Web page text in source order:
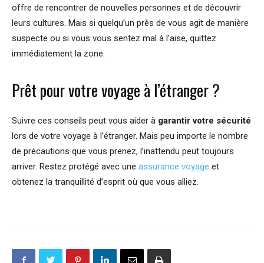
offre de rencontrer de nouvelles personnes et de découvrir
leurs cultures. Mais si quelqu’un près de vous agit de manière
suspecte ou si vous vous sentez mal à l’aise, quittez
immédiatement la zone.
Prêt pour votre voyage à l’étranger ?
Suivre ces conseils peut vous aider à garantir votre sécurité
lors de votre voyage à l’étranger. Mais peu importe le nombre
de précautions que vous prenez, l’inattendu peut toujours
arriver. Restez protégé avec une assurance voyage et
obtenez la tranquillité d’esprit où que vous alliez.